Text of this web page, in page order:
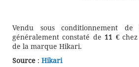
Vendu sous conditionnement
généralement constaté de 11 €chez
de la marque Hikari.
Source : Hikari